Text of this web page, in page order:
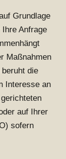
Grundlage
Anfrage
Maßnahmen
die
Interesse an
auf Ihrer
sofern